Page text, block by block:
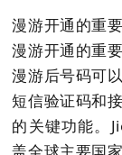
漫游开通的重
漫游开通的重
漫游后号码可
短信验证码和
的关键功能。